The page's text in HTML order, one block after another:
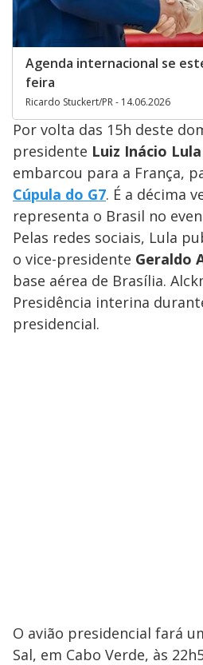
Agenda internacional se
feira
Ricardo Stuckert/PR - 14.06.2026
Por volta das 15h deste
presidente Luiz Inácio
embarcou para a França,
Cúpula do G7. É a décima
representa o Brasil no
Pelas redes sociais, Lula
o vice-presidente Geraldo
base aérea de Brasília.
Presidência interina
presidencial.
O avião presidencial fará
Sal, em Cabo Verde, às